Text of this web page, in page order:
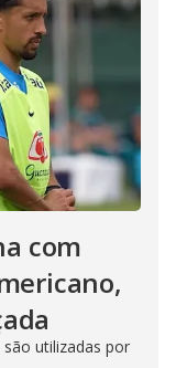
com
utilizadas por